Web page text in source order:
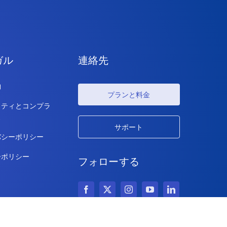
ル
ィとコンプラ
ーポリシー
リシー
連絡先
プランと料金
サポート
フォローする